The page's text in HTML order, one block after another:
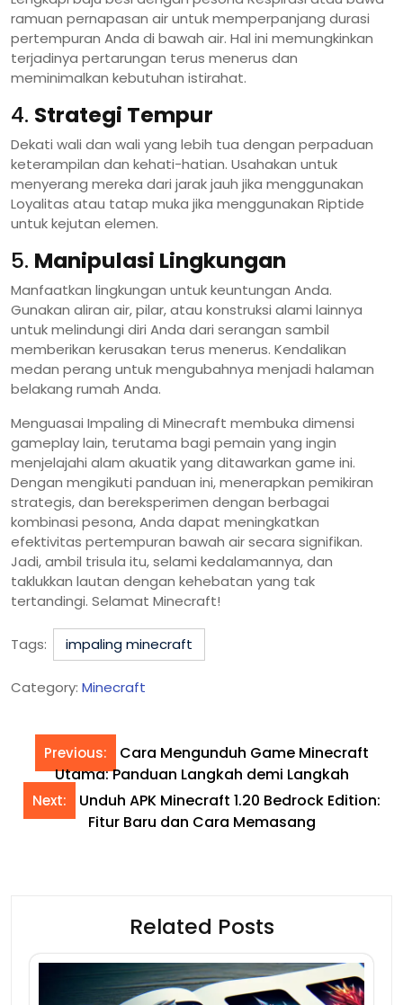
ramuan pernapasan air untuk memperpanjang durasi
pertempuran Anda di bawah air. Hal ini memungkinkan
terjadinya pertarungan terus menerus dan
meminimalkan kebutuhan istirahat.
4. Strategi Tempur
Dekati wali dan wali yang lebih tua dengan perpaduan
keterampilan dan kehati-hatian. Usahakan untuk
menyerang mereka dari jarak jauh jika menggunakan
Loyalitas atau tatap muka jika menggunakan Riptide
untuk kejutan elemen.
5. Manipulasi Lingkungan
Manfaatkan lingkungan untuk keuntungan Anda.
Gunakan aliran air, pilar, atau konstruksi alami lainnya
untuk melindungi diri Anda dari serangan sambil
memberikan kerusakan terus menerus. Kendalikan
medan perang untuk mengubahnya menjadi halaman
belakang rumah Anda.
Menguasai Impaling di Minecraft membuka dimensi
gameplay lain, terutama bagi pemain yang ingin
menjelajahi alam akuatik yang ditawarkan game ini.
Dengan mengikuti panduan ini, menerapkan pemikiran
strategis, dan bereksperimen dengan berbagai
kombinasi pesona, Anda dapat meningkatkan
efektivitas pertempuran bawah air secara signifikan.
Jadi, ambil trisula itu, selami kedalamannya, dan
taklukkan lautan dengan kehebatan yang tak
tertandingi. Selamat Minecraft!
Tags: impaling minecraft
Category: Minecraft
Previous:
Cara Mengunduh Game Minecraft
Utama: Panduan Langkah demi Langkah
Next:
Unduh APK Minecraft 1.20 Bedrock Edition:
Fitur Baru dan Cara Memasang
Related Posts